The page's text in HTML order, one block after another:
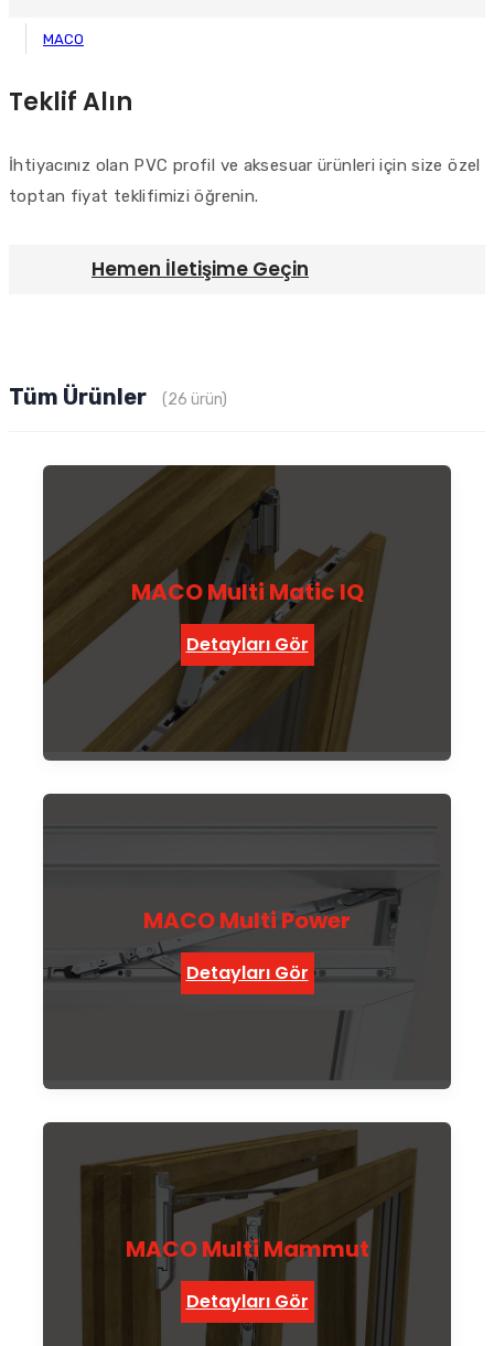
MACO
Teklif Alın
İhtiyacınız olan PVC profil ve aksesuar ürünleri için size özel
toptan fiyat teklifimizi öğrenin.
Hemen İletişime Geçin
Tüm Ürünler (26 ürün)
MACO Multi Matic IQ
Detayları Gör
MACO Multi Power
Detayları Gör
MACO Multi Mammut
Detayları Gör